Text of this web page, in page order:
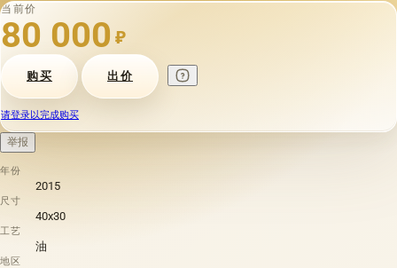
当前价
80 000 ₽
购买 出价
请登录以完成购买
举报
年份
2015
尺寸
40х30
工艺
油
地区